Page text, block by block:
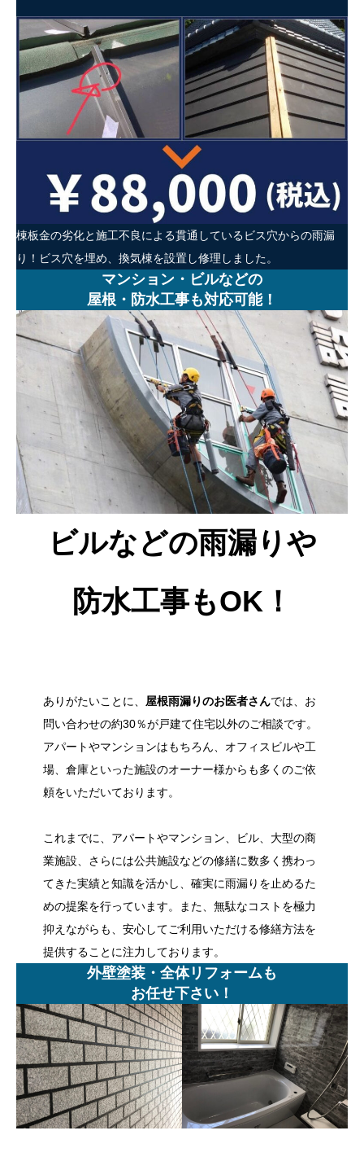
棟板金の劣化と施工不良による貫通しているビス穴からの雨漏
り！ビス穴を埋め、換気棟を設置し修理しました。
マンション・ビルなどの
屋根・防水工事も対応可能！
ビルなどの雨漏りや
防水工事もOK！
ありがたいことに、 屋根雨漏りのお医者さんでは、お
問い合わせの約30％が戸建て住宅以外のご相談です。
アパートやマンションはもちろん、オフィスビルや工
場、倉庫といった施設のオーナー様からも多くのご依
頼をいただいております。
これまでに、アパートやマンション、ビル、大型の商
業施設、さらには公共施設などの修繕に数多く携わっ
てきた実績と知識を活かし、確実に雨漏りを止めるた
めの提案を行っています。また、無駄なコストを極力
抑えながらも、安心してご利用いただける修繕方法を
提供することに注力しております。
外壁塗装・全体リフォームも
お任せ下さい！